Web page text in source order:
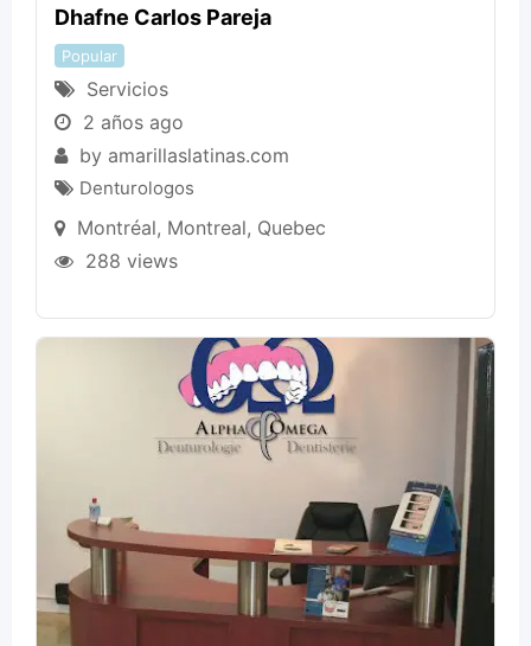
Dhafne Carlos Pareja
Popular
Servicios
2 años ago
by amarillaslatinas.com
Denturologos
Montréal, Montreal, Quebec
288 views